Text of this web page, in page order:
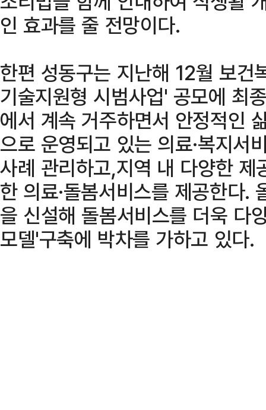
인 효과를 줄 전망이다.
한편 성동구는 지난해 12월 보건
기술지원형 시범사업' 공모에 최
에서 계속 거주하면서 안정적인
으로 운영되고 있는 의료·복지서
사례 관리하고,지역 내 다양한
한 의료·돌봄서비스를 제공한다.
을 신설해 돌봄서비스를 더욱 다
모델'구축에 박차를 가하고 있다.